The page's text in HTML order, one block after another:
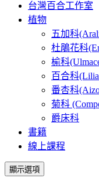
台灣百合工作室
植物
五加科
杜鵑花科
榆科
百合科
番杏科
菊科
爵床科
書籍
線上課程
顯示選項